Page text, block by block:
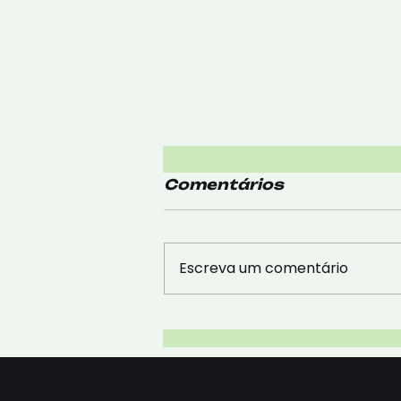
enfrentar a Gripe e o
Comentários
Escreva um comentário